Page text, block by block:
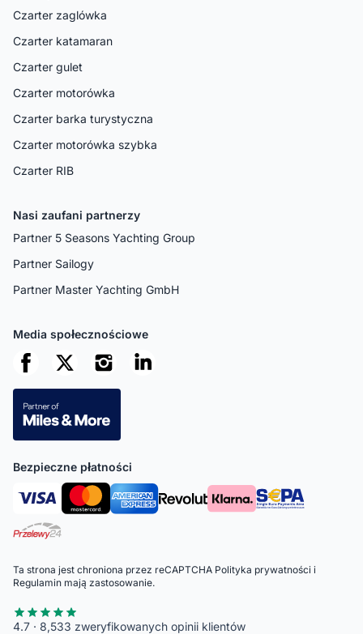
Czarter zaglówka
Czarter katamaran
Czarter gulet
Czarter motorówka
Czarter barka turystyczna
Czarter motorówka szybka
Czarter RIB
Nasi zaufani partnerzy
Partner 5 Seasons Yachting Group
Partner Sailogy
Partner Master Yachting GmbH
Media społecznościowe
Bezpieczne płatności
Ta strona jest chroniona przez reCAPTCHA Polityka prywatności i
Regulamin mają zastosowanie.
4.7 · 8,533 zweryfikowanych opinii klientów